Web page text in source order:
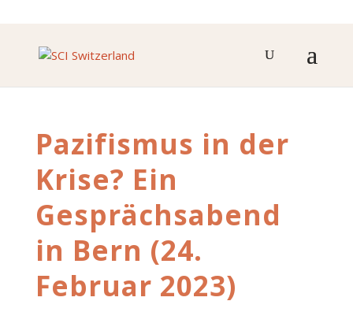
Pazifismus in der
Krise? Ein
Gesprächsabend
in Bern (24.
Februar 2023)